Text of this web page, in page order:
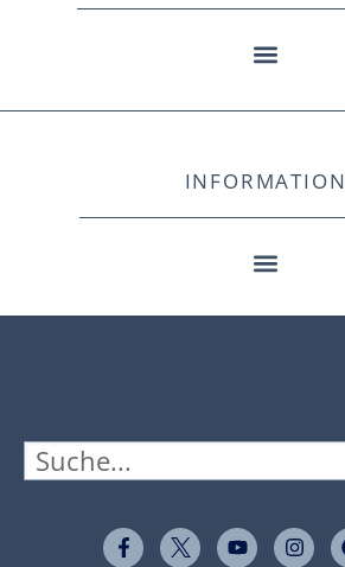
INFORMATION